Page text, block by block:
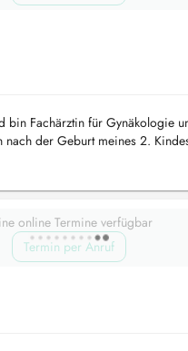
bin Fachärztin für Gynäkologie
der Geburt meines 2.
online Termine verfügbar
Termin per Anruf